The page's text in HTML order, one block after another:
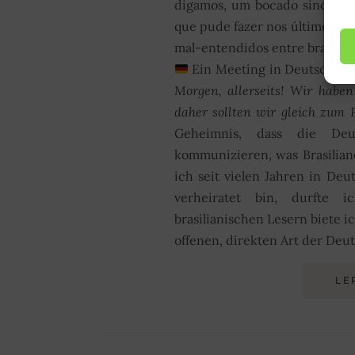
digamos, um bocado
que pude fazer nos últimos
mal-entendidos entre
Ein Meeting in
Morgen, allerseits! Wir
daher sollten wir gleich zum
Geheimnis, dass die
kommunizieren, was
ich seit vielen Jahren in
verheiratet bin, durfte
brasilianischen Lesern biete
offenen, direkten Art der